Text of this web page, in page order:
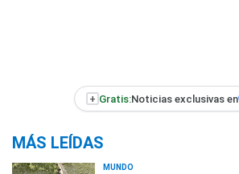
+ Gratis:Noticias exclusivas en
MÁS LEÍDAS
MUNDO